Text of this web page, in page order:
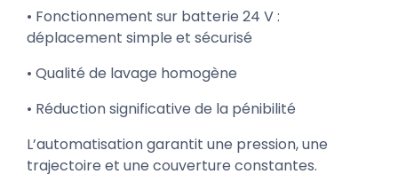
• Fonctionnement sur batterie 24 V :
déplacement simple et sécurisé
• Qualité de lavage homogène
• Réduction significative de la pénibilité
L’automatisation garantit une pression, une
trajectoire et une couverture constantes.